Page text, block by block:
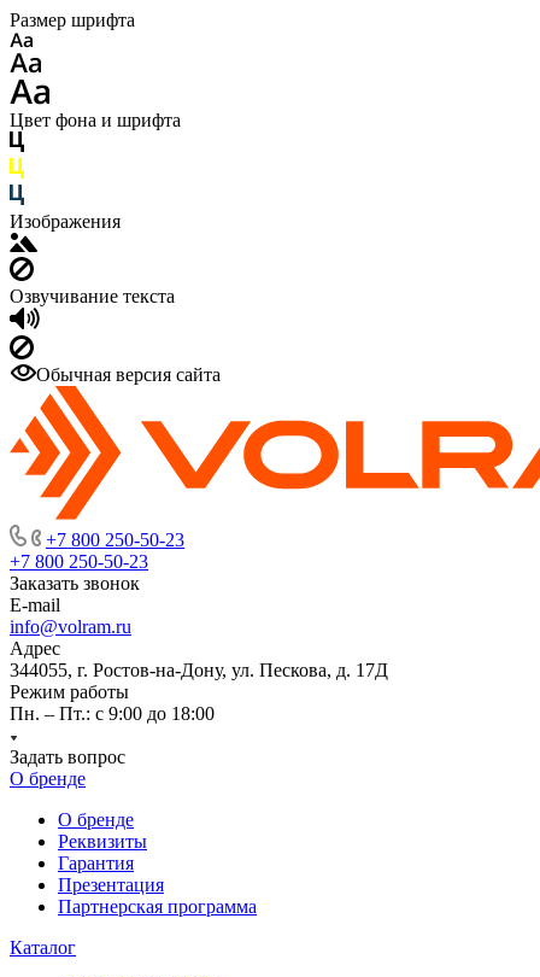
Размер шрифта
Цвет фона и шрифта
Изображения
Озвучивание текста
Обычная версия сайта
+7 800 250-50-23
+7 800 250-50-23
Заказать звонок
E-mail
info@volram.ru
Адрес
344055, г. Ростов-на-Дону, ул. Пескова, д. 17Д
Режим работы
Пн. – Пт.: с 9:00 до 18:00
Задать вопрос
О бренде
О бренде
Реквизиты
Гарантия
Презентация
Партнерская программа
Каталог